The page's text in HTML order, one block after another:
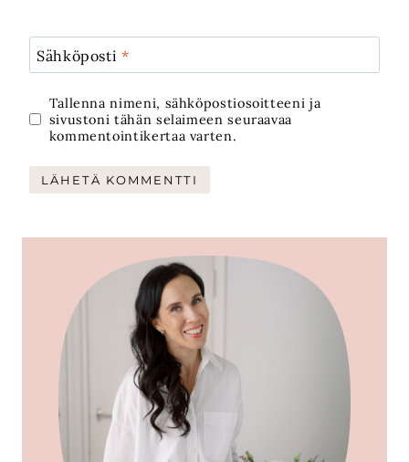
Sähköposti*
Tallenna nimeni, sähköpostiosoitteeni ja
sivustoni tähän selaimeen seuraavaa
kommentointikertaa varten.